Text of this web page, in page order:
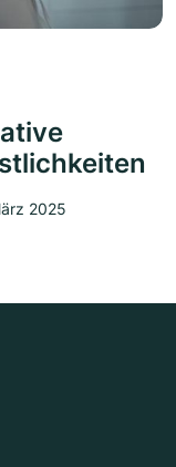
2025